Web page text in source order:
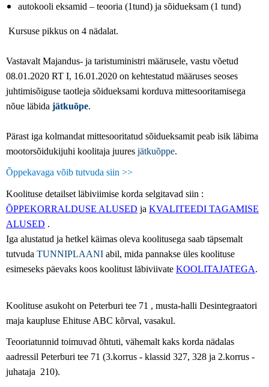
autokooli eksamid – teooria (1tund) ja sõidueksam (1 tund)
Kursuse pikkus on 4 nädalat.
Vastavalt Majandus- ja taristuministri määrusele, vastu võetud
08.01.2020 RT I, 16.01.2020 on kehtestatud määruses seoses
juhtimisõiguse taotleja sõidueksami korduva mittesooritamisega
nõue läbida jätkuõpe.
Pärast iga kolmandat mittesooritatud sõidueksamit peab isik läbima
mootorsõidukijuhi koolitaja juures jätkuõppe.
Õppekavaga võib tutvuda siin >>
Koolituse detailset läbiviimise korda selgitavad siin :
ÕPPEKORRALDUSE ALUSED ja KVALITEEDI TAGAMISE
ALUSED .
Iga alustatud ja hetkel käimas oleva koolitusega saab täpsemalt
tutvuda TUNNIPLAANI abil, mida pannakse üles koolituse
esimeseks päevaks koos koolitust läbiviivate KOOLITAJATEGA.
Koolituse asukoht on Peterburi tee 71 , musta-halli Desintegraatori
maja kaupluse Ehituse ABC kõrval, vasakul.
Teooriatunnid toimuvad õhtuti, vähemalt kaks korda nädalas
aadressil Peterburi tee 71 (3.korrus - klassid 327, 328 ja 2.korrus -
juhataja 210).